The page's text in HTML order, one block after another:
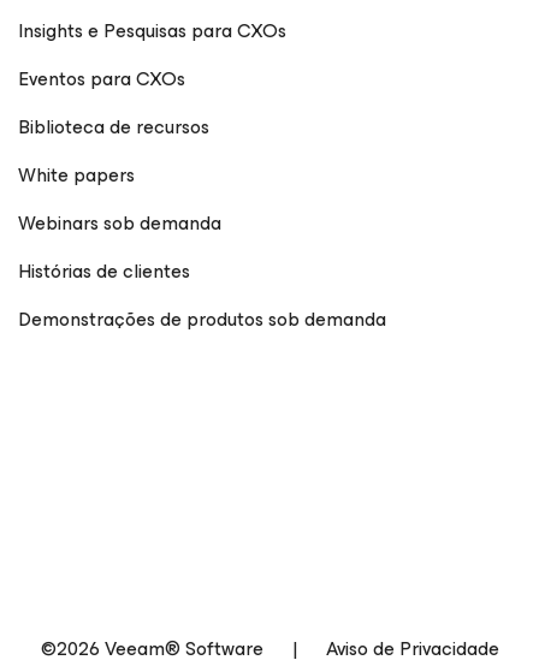
Insights e Pesquisas para CXOs
Eventos para CXOs
Biblioteca de recursos
White papers
Webinars sob demanda
Histórias de clientes
Demonstrações de produtos sob demanda
©2026 Veeam® Software |
Aviso de Privacidade